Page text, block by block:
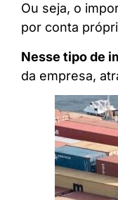
Ou seja, o
por conta
Nesse tipo de
da empresa,